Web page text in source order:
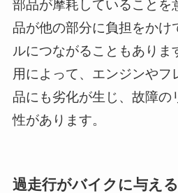
部品が摩耗していることを
品が他の部分に負担をかけ
ルにつながることもありま
用によって、エンジンやフ
品にも劣化が生じ、故障の
性があります。
過走行がバイクに与え